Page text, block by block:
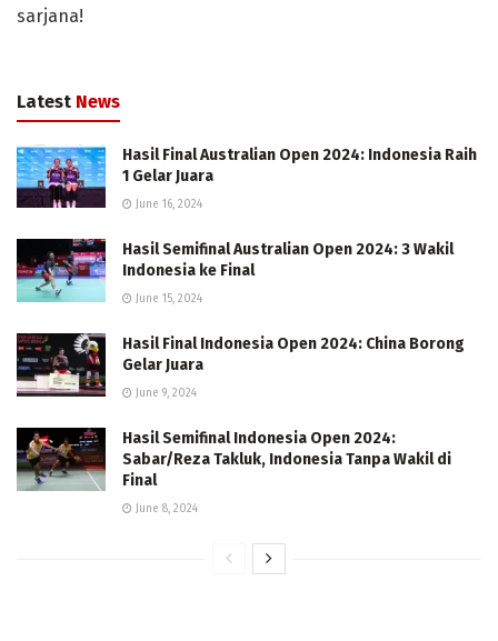
sarjana!
Latest News
Hasil Final Australian Open 2024: Indonesia Raih
1 Gelar Juara
June 16, 2024
Hasil Semifinal Australian Open 2024: 3 Wakil
Indonesia ke Final
June 15, 2024
Hasil Final Indonesia Open 2024: China Borong
Gelar Juara
June 9, 2024
Hasil Semifinal Indonesia Open 2024:
Sabar/Reza Takluk, Indonesia Tanpa Wakil di
Final
June 8, 2024